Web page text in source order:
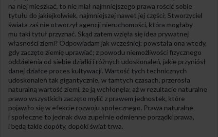
na niej mieszkać, to nie miał najmniejszego prawa rościć sobie
tytułu do jakiejkolwiek, najmniejszej nawet jej części; Stworzyciel
świata zaś nie otworzył agencji nieruchomości, która mogłaby
mu taki tytuł przyznać. Skąd zatem wzięła się idea prywatnej
własności ziemi? Odpowiadam jak wcześniej: powstała ona wtedy,
gdy zaczęto ziemię uprawiać; z powodu niemożliwości fizycznego
oddzielenia od siebie działki i różnych udoskonaleń, jakie przyniósł
danej działce proces kultywacji. Wartość tych technicznych
udoskonaleń tak gigantycznie, w tamtych czasach, przerosła
naturalną wartość ziemi, że ją wchłonęła; aż w rezultacie naturalne
prawo wszystkich zaczęto mylić z prawem jednostek, które
pojawiło się w efekcie rozwoju społecznego. Prawa naturalne
i społeczne to jednak dwa zupełnie odmienne porządki prawa,
i będą takie dopóty, dopóki świat trwa.